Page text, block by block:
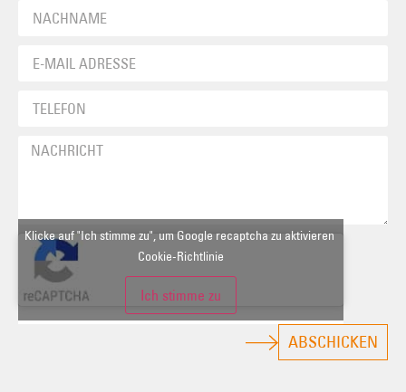
Klicke auf "Ich stimme zu", um Google recaptcha zu aktivieren
Cookie-Richtlinie
Ich stimme zu
ABSCHICKEN